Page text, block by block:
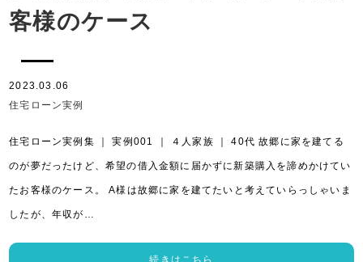
客様のケース
2023.03.06
住宅ローン実例
住宅ローン実例集 ｜ 実例001 ｜ ４人家族 ｜ 40代 故郷に家を建てる
のが夢だったけど、希望の借入金額に届かずに新築購入を諦めかけてい
たお客様のケース。 A様は故郷に家を建てたいと考えていらっしゃいま
したが、年収が…
続きはこちら